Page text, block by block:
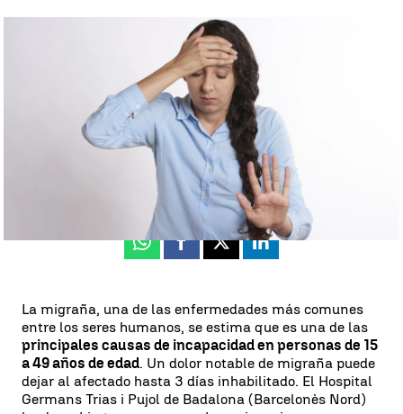
Un estudio de un hospital de Barcelona demuestra que se puede
detectar la migraña crónica a través de una ecografía transcraneal
30 de mayo de 2023, 17:37
Whatsapp
Facebook
X Linkedin
La migraña, una de las enfermedades más comunes
entre los seres humanos, se estima que es una de las
principales causas de incapacidad en personas de 15
a 49 años de edad. Un dolor notable de migraña puede
dejar al afectado hasta 3 días inhabilitado. El Hospital
Germans Trias i Pujol de Badalona (Barcelonès Nord)